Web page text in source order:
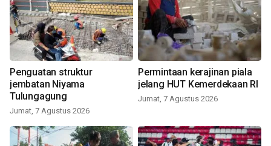
Penguatan struktur
jembatan Niyama
Tulungagung
Jumat, 7 Agustus 2026
Permintaan kerajinan piala
jelang HUT Kemerdekaan RI
Jumat, 7 Agustus 2026